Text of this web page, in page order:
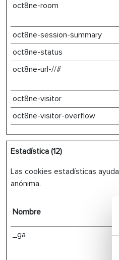
oct8ne-room
oct8ne-session-summary
oct8ne-status
oct8ne-url-//#
oct8ne-visitor
oct8ne-visitor-overflow
Estadística (12)
Las cookies estadísticas
anónima.
Nombre
_ga